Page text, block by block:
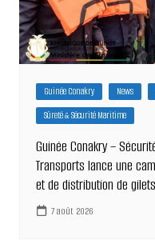
Guinée Conakry News
Sûreté & Sécurité Maritime
Guinée Conakry –
Transports lance une
et de distribution de
7 août 2026